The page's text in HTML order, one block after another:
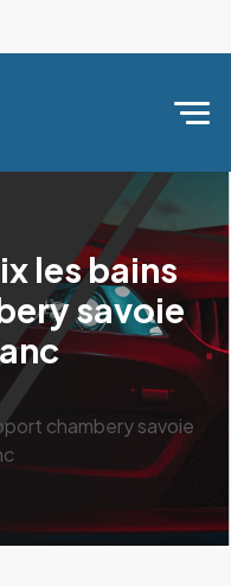
les bains
savoie
chambery savoie